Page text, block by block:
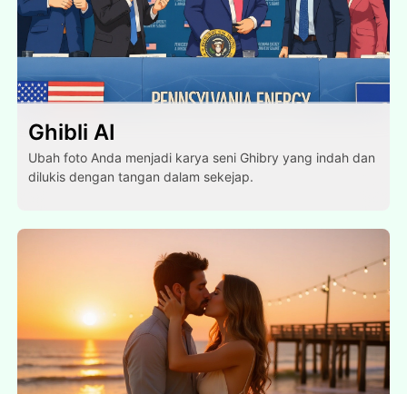
Ghibli AI
Ubah foto Anda menjadi karya seni Ghibry yang indah dan
dilukis dengan tangan dalam sekejap.